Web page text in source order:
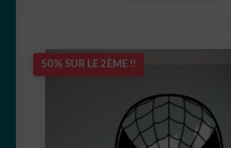
50% SUR LE 2ÈME !!